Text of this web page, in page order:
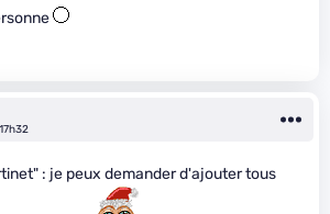
: je peux demander d'ajouter tous